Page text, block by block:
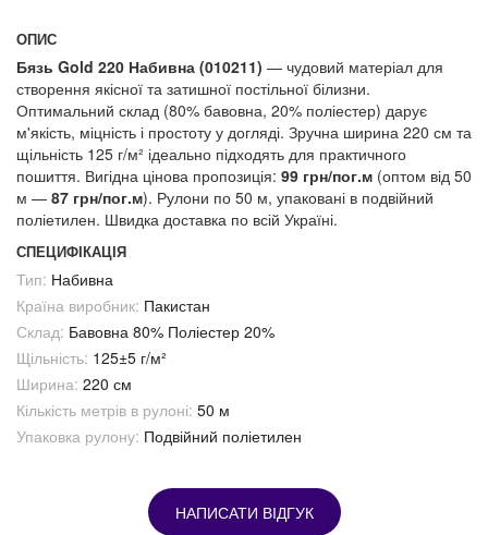
ОПИС
Бязь Gold 220 Набивна (010211) — чудовий матеріал для
створення якісної та затишної постільної білизни.
Оптимальний склад (80% бавовна, 20% поліестер) дарує
м'якість, міцність і простоту у догляді. Зручна ширина 220 см та
щільність 125 г/м² ідеально підходять для практичного
пошиття. Вигідна цінова пропозиція: 99 грн/пог.м (оптом від 50
м — 87 грн/пог.м). Рулони по 50 м, упаковані в подвійний
поліетилен. Швидка доставка по всій Україні.
СПЕЦИФІКАЦІЯ
Тип: Набивна
Країна виробник: Пакистан
Склад: Бавовна 80% Поліестер 20%
Щільність: 125±5 г/м²
Ширина: 220 см
Кількість метрів в рулоні: 50 м
Упаковка рулону: Подвійний поліетилен
НАПИСАТИ ВІДГУК